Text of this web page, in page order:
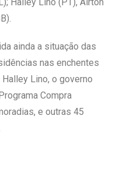
ainda a situação das
nas enchentes
Lino, o governo
Compra
e outras 45